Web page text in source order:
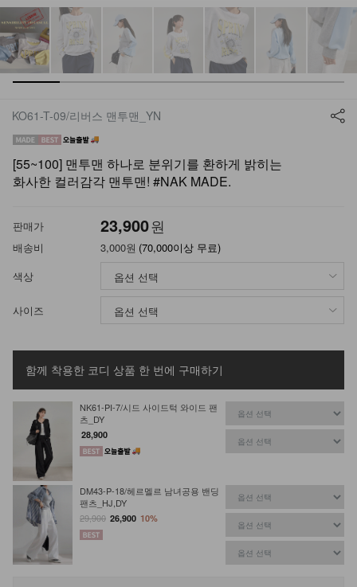
KO61-T-09/리버스 맨투맨_YN
[55~100] 맨투맨 하나로 분위기를 환하게 밝히는
화사한 컬러감각 맨투맨! #NAK MADE.
판매가 23,900원
배송비 3,000원 (70,000이상 무료)
색상
사이즈
함께 착용한 코디 상품 한 번에 구매하기
NK61-PI-7/시드 사이드턱 와이드 팬
츠_DY
28,900
DM43-P-18/헤르멜르 남녀공용 밴딩
팬츠_HJ,DY
29,900 26,900 10%